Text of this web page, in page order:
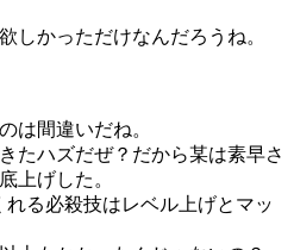
しかっただけなんだろうね。
は間違いだね。
たハズだぜ？だから某は素早さ
上げした。
る必殺技はレベル上げとマッ